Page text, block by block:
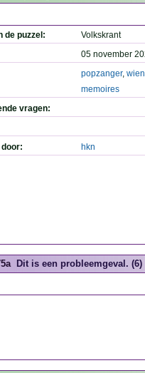
de puzzel:
Volkskrant
05 november
popzanger,
memoires
vragen:
hkn
Dit is een probleemgeval. (6)